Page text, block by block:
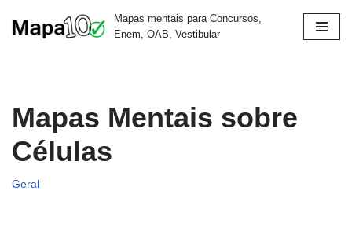
Mapas mentais para Concursos,
Enem, OAB, Vestibular
Mapas Mentais sobre
Células
Geral